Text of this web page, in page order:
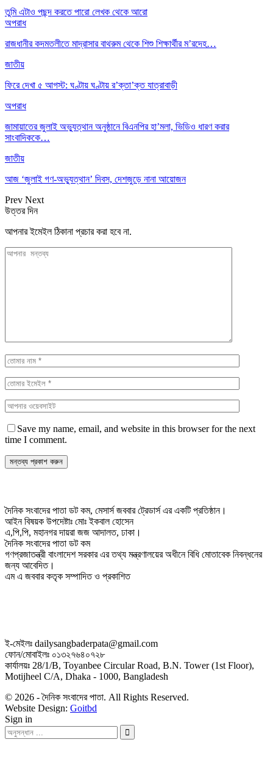
তুমি এটাও পছন্দ করতে পারো লেখক থেকে আরো
অপরাধ
রাজধানীর কদমতলীতে মাদ্রাসার বাথরুম থেকে শিশু শিক্ষার্থীর ম’রদেহ…
জাতীয়
ফিরে দেখা ৫ আগস্ট: ঘণ্টায় ঘণ্টায় র’ক্তা’ক্ত যাত্রাবাড়ী
অপরাধ
জামায়াতের জুলাই অভ্যুত্থান অনুষ্ঠানে বিএনপির হা’মলা, ভিডিও ধারণ করার
সাংবাদিককে…
জাতীয়
আজ ‘জুলাই গণ-অভ্যুত্থান’ দিবস, দেশজুড়ে নানা আয়োজন
Prev Next
উত্তর দিন
আপনার ইমেইল ঠিকানা প্রচার করা হবে না.
Save my name, email, and website in this browser for the next
time I comment.
দৈনিক সংবাদের পাতা ডট কম, মেসার্স জববার ট্রেডার্স এর একটি প্রতিষ্ঠান।
আইন বিষয়ক উপদেষ্টাঃ মোঃ ইকবাল হোসেন
এ,পি,পি, মহানগর দায়রা জজ আদালত, ঢাকা।
দৈনিক সংবাদের পাতা ডট কম
গণপ্রজাতন্ত্রী বাংলাদেশ সরকার এর তথ্য মন্ত্রণালয়ের অধীনে বিধি মোতাবেক নিবন্ধনের
জন্য আবেদিত।
এম এ জববার কতৃক সম্পাদিত ও প্রকাশিত
ই-মেইলঃ dailysangbaderpata@gmail.com
ফোন/মোবাইলঃ ০১৩২৭৬৪০৭২৮
কার্যালয়ঃ 28/1/B, Toyanbee Circular Road, B.N. Tower (1st Floor),
Motijheel C/A, Dhaka - 1000, Bangladesh
© 2026 - দৈনিক সংবাদের পাতা. All Rights Reserved.
Website Design: Goitbd
Sign in